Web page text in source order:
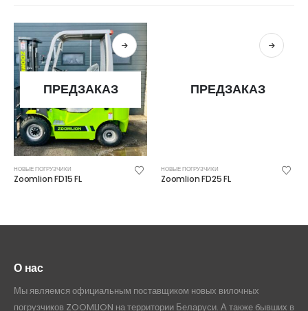
ПРЕДЗАКАЗ
НОВЫЕ ПОГРУЗЧИКИ
Zoomlion FD15 FL
ПРЕДЗАКАЗ
НОВЫЕ ПОГРУЗЧИКИ
Zoomlion FD25 FL
О нас
Мы являемся официальным поставщиком новых вилочных
погрузчиков ZOOMLION на территории Беларуси. А также бывших в